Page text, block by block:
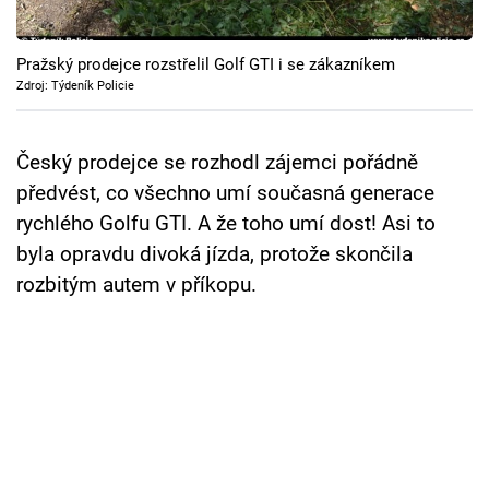
Cool Esport
Pořady
Sledujte prima+
Přihlášení
Pražský prodejce rozstřelil Golf GTI i se zákazníkem
Zdroj: Týdeník Policie
Český prodejce se rozhodl zájemci pořádně
předvést, co všechno umí současná generace
rychlého Golfu GTI. A že toho umí dost! Asi to
byla opravdu divoká jízda, protože skončila
rozbitým autem v příkopu.